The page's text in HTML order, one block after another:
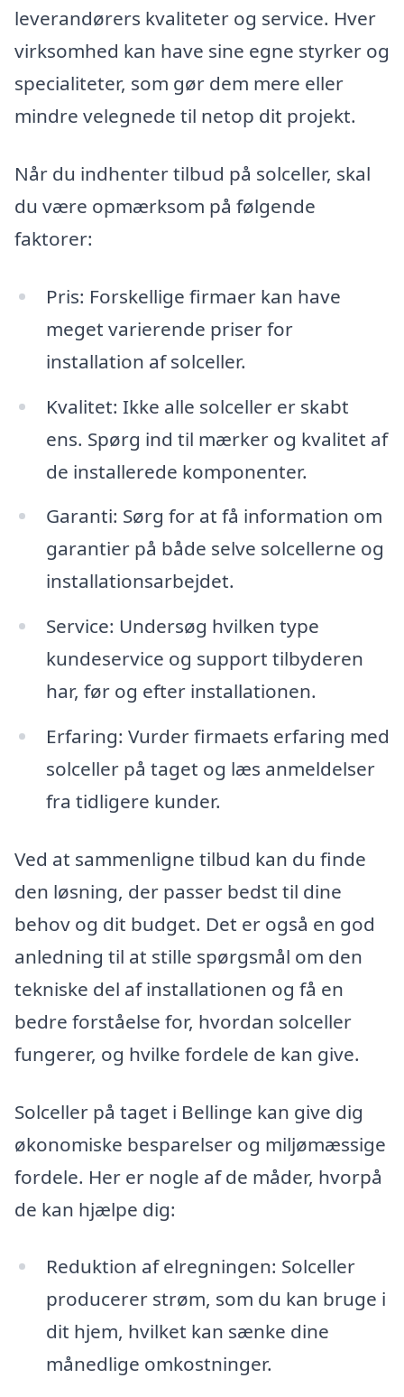
leverandørers kvaliteter og service. Hver
virksomhed kan have sine egne styrker og
specialiteter, som gør dem mere eller
mindre velegnede til netop dit projekt.
Når du indhenter tilbud på solceller, skal
du være opmærksom på følgende
faktorer:
Pris: Forskellige firmaer kan have
meget varierende priser for
installation af solceller.
Kvalitet: Ikke alle solceller er skabt
ens. Spørg ind til mærker og kvalitet af
de installerede komponenter.
Garanti: Sørg for at få information om
garantier på både selve solcellerne og
installationsarbejdet.
Service: Undersøg hvilken type
kundeservice og support tilbyderen
har, før og efter installationen.
Erfaring: Vurder firmaets erfaring med
solceller på taget og læs anmeldelser
fra tidligere kunder.
Ved at sammenligne tilbud kan du finde
den løsning, der passer bedst til dine
behov og dit budget. Det er også en god
anledning til at stille spørgsmål om den
tekniske del af installationen og få en
bedre forståelse for, hvordan solceller
fungerer, og hvilke fordele de kan give.
Solceller på taget i Bellinge kan give dig
økonomiske besparelser og miljømæssige
fordele. Her er nogle af de måder, hvorpå
de kan hjælpe dig:
Reduktion af elregningen: Solceller
producerer strøm, som du kan bruge i
dit hjem, hvilket kan sænke dine
månedlige omkostninger.